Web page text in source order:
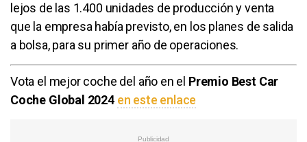
lejos de las 1.400 unidades de producción y venta
que la empresa había previsto, en los planes de salida
a bolsa, para su primer año de operaciones.
Vota el mejor coche del año en el Premio Best Car
Coche Global 2024 en este enlace